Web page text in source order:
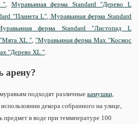
", Муравьиная ферма Standard "Дерево L
"Планета L", Муравьиная ферма Standard
ферма Standard "Листопад L
XL ", "Муравьиная ферма Max "Космос
"Дерево XL ".
арену?
подходят различные камушки,
декора собранного на улице,
предмет в воде при теммпературе 100